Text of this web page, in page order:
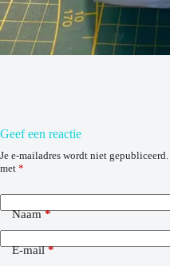
Geef een reactie
Je e-mailadres wordt niet gepubliceerd.
met *
Naam*
E-mail*